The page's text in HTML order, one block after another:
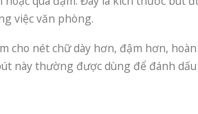
việc văn phòng.
cho nét chữ dày hơn, đậm hơn,
này thường được dùng để đánh